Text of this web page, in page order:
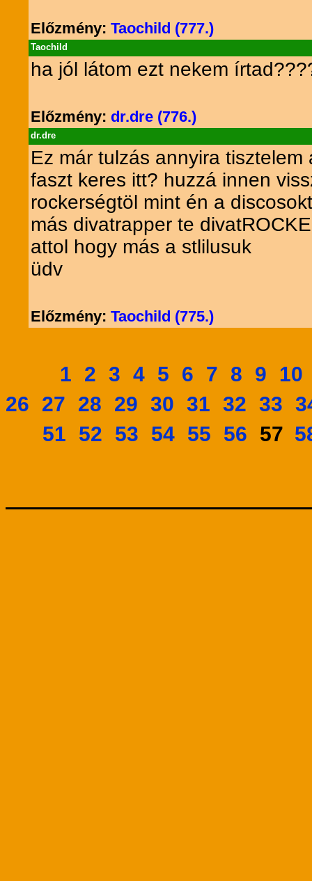
Előzmény: Taochild (777.)
Taochild
ha jól látom ezt nekem
Előzmény: dr.dre (776.)
dr.dre
Ez már tulzás annyira
faszt keres itt? huzzá innen
rockerségtöl mint én a
más divatrapper te
attol hogy más a stlilusuk
üdv
Előzmény: Taochild (775.)
1 2 3 4 5 6 7 8 9 10
26 27 28 29 30 31 32 33
51 52 53 54 55 56 57